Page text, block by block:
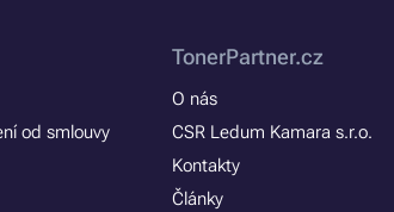
od smlouvy
TonerPartner.cz
O nás
CSR Ledum Kamara s.r.o.
Kontakty
Články